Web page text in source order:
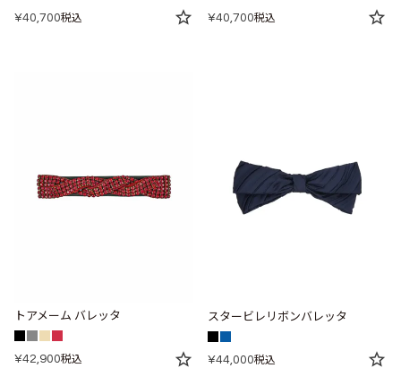
¥40,700税込 ¥40,700税込
トアメーム バレッタ
¥42,900税込
スタービレリボンバレッタ
¥44,000税込